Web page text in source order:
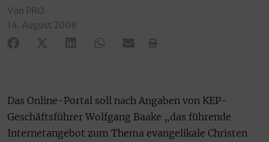
Von PRO
14. August 2008
Das Online-Portal soll nach Angaben von KEP-
Geschäftsführer Wolfgang Baake „das führende
Internetangebot zum Thema evangelikale Christen